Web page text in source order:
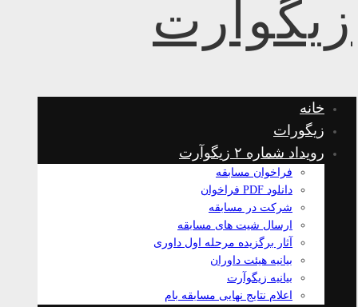
خانه
زیگورات
رویداد شماره ۲ زیگوآرت
فراخوان مسابقه
دانلود PDF فراخوان
شرکت در مسابقه
ارسال شیت های مسابقه
آثار برگزیده مرحله اول داوری
بیانیه هیئت داوران
بیانیه زیگوآرت
اعلام نتایج نهایی مسابقه بام